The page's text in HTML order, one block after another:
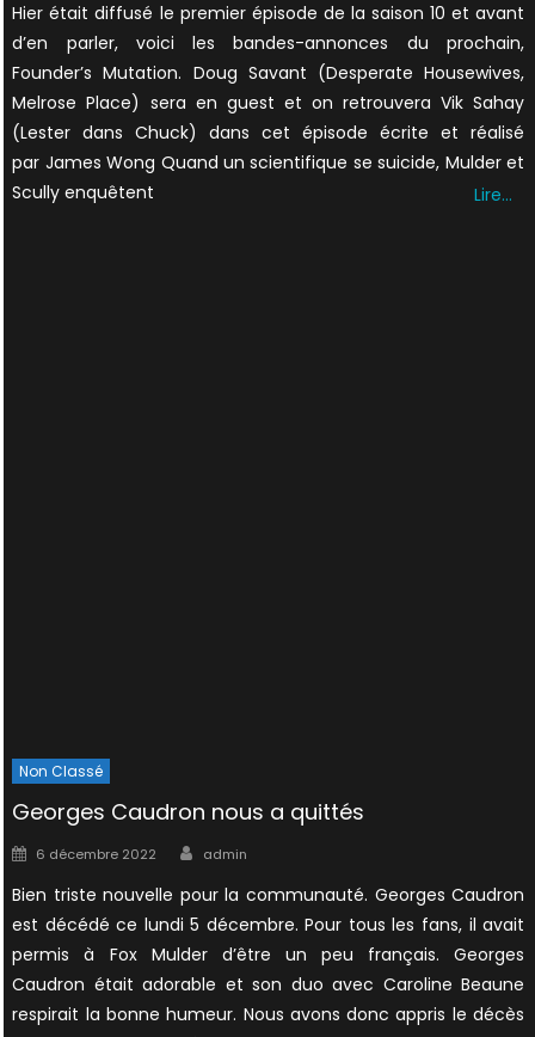
Hier était diffusé le premier épisode de la saison 10 et avant
d’en parler, voici les bandes-annonces du prochain,
Founder’s Mutation. Doug Savant (Desperate Housewives,
Melrose Place) sera en guest et on retrouvera Vik Sahay
(Lester dans Chuck) dans cet épisode écrite et réalisé
par James Wong Quand un scientifique se suicide, Mulder et
Scully enquêtent
Lire…
Non Classé
Georges Caudron nous a quittés
Posted
6 décembre 2022 Author
admin
Bien triste nouvelle pour la communauté. Georges Caudron
est décédé ce lundi 5 décembre. Pour tous les fans, il avait
permis à Fox Mulder d’être un peu français. Georges
Caudron était adorable et son duo avec Caroline Beaune
respirait la bonne humeur. Nous avons donc appris le décès